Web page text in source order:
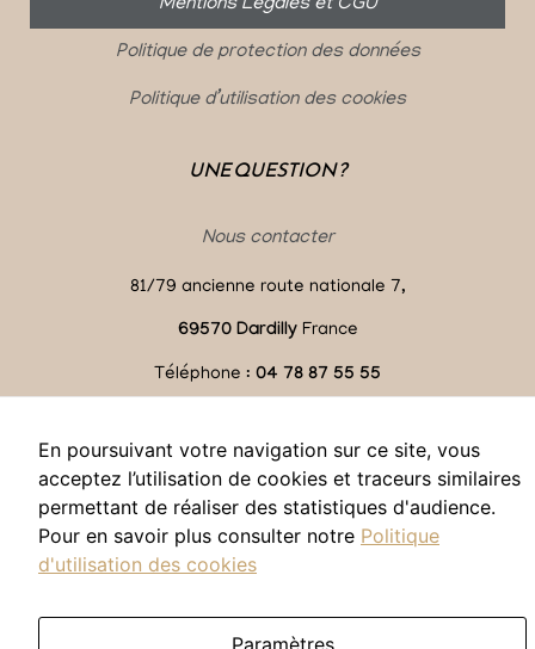
Mentions Légales et CGU
Politique de protection des données
Politique d’utilisation des cookies
UNE QUESTION ?
Nous contacter
81/79 ancienne route nationale 7,
69570 DardillyFrance
Téléphone : 04 78 87 55 55
En poursuivant votre navigation sur ce site, vous
acceptez l’utilisation de cookies et traceurs similaires
permettant de réaliser des statistiques d'audience.
Pour en savoir plus consulter notre Politique
d'utilisation des cookies
Paramètres